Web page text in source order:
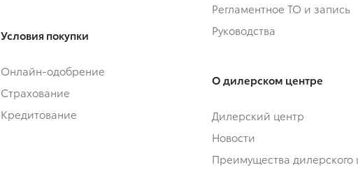
Условия покупки
Онлайн-одобрение
Страхование
Кредитование
Регламентное ТО и запись
Руководства
О дилерском центре
Дилерский центр
Новости
Преимущества дилерского